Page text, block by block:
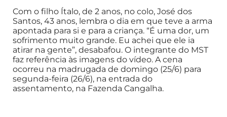
Com o filho Ítalo, de 2 anos, no colo, José dos
Santos, 43 anos, lembra o dia em que teve a arma
apontada para si e para a criança. “É uma dor, um
sofrimento muito grande. Eu achei que ele ia
atirar na gente”, desabafou. O integrante do MST
faz referência às imagens do vídeo. A cena
ocorreu na madrugada de domingo (25/6) para
segunda-feira (26/6), na entrada do
assentamento, na Fazenda Cangalha.